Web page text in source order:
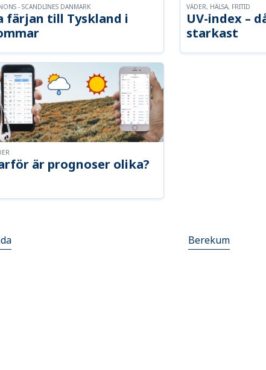
färjan till Tyskland i
- SCANDLINES DANMARK
UV-index –
starkast
VÄDER, HÄLSA, FRITID
är prognoser olika?
Berekum